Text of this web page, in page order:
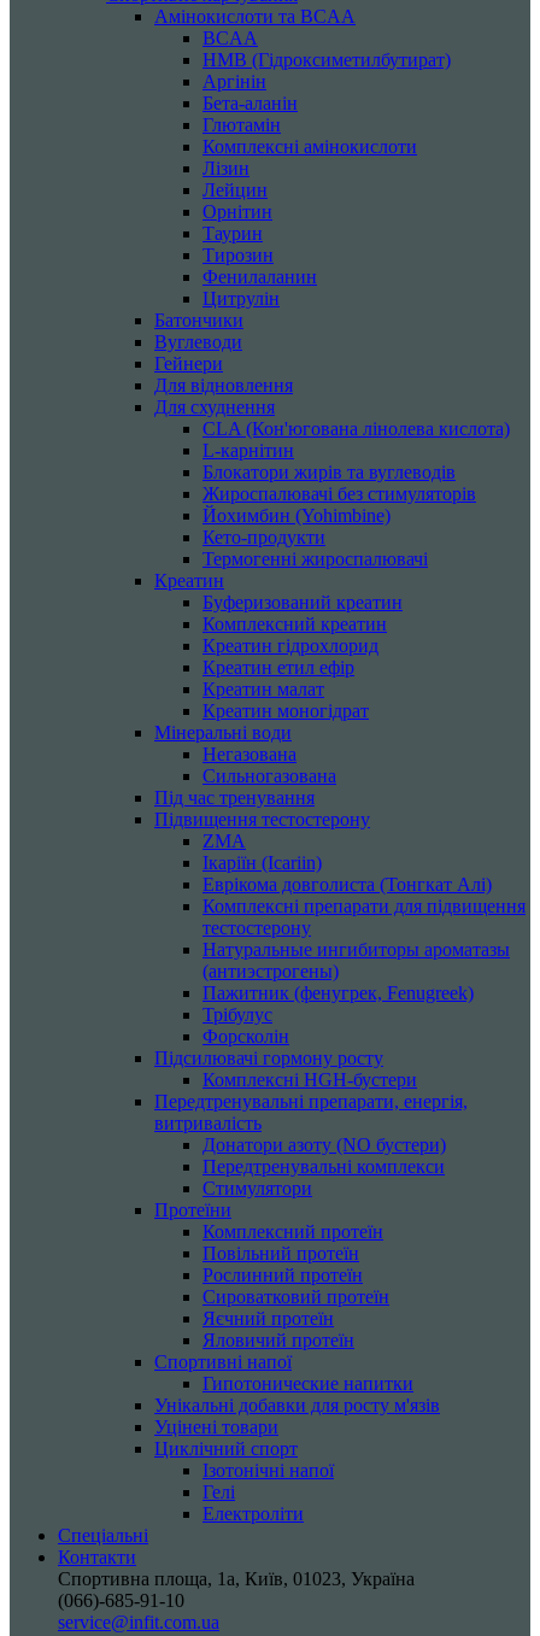
Амінокислоти та BCAA
BCAA
HMB (Гідроксиметилбутират)
Аргінін
Бета-аланін
Глютамін
Комплексні амінокислоти
Лізин
Лейцин
Орнітин
Таурин
Тирозин
Фенилаланин
Цитрулін
Батончики
Вуглеводи
Гейнери
Для відновлення
Для схуднення
CLA (Кон'югована лінолева кислота)
L-карнітин
Блокатори жирів та вуглеводів
Жироспалювачі без стимуляторів
Йохимбин (Yohimbine)
Кето-продукти
Термогенні жироспалювачі
Креатин
Буферизований креатин
Комплексний креатин
Креатин гідрохлорид
Креатин етил ефір
Креатин малат
Креатин моногідрат
Мінеральні води
Негазована
Сильногазована
Під час тренування
Підвищення тестостерону
ZMA
Ікаріїн (Icariin)
Еврікома довголиста (Тонгкат Алі)
Комплексні препарати для підвищення
тестостерону
Натуральные ингибиторы ароматазы
(антиэстрогены)
Пажитник (фенугрек, Fenugreek)
Трібулус
Форсколін
Підсилювачі гормону росту
Комплексні HGH-бустери
Передтренувальні препарати, енергія,
витривалість
Донатори азоту (NO бустери)
Передтренувальні комплекси
Стимулятори
Протеїни
Комплексний протеїн
Повільний протеїн
Рослинний протеїн
Сироватковий протеїн
Яєчний протеїн
Яловичий протеїн
Спортивні напої
Гипотонические напитки
Унікальні добавки для росту м'язів
Уцінені товари
Циклічний спорт
Ізотонічні напої
Гелі
Електроліти
Спеціальні
Контакти
Спортивна площа, 1a, Київ, 01023, Україна
(066)-685-91-10
service@infit.com.ua